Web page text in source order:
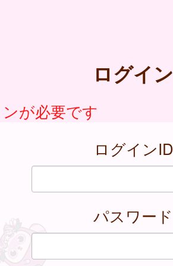
ログイン
が必要です
ログインID
パスワード